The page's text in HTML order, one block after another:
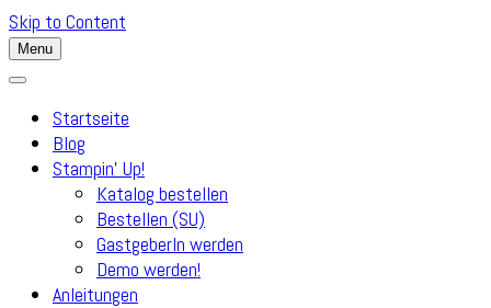
Skip to Content
Menu
Startseite
Blog
Stampin’ Up!
Katalog bestellen
Bestellen (SU)
GastgeberIn werden
Demo werden!
Anleitungen